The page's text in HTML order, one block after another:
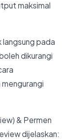
maksimal
pada
dikurangi
& Permen
dijelaskan: